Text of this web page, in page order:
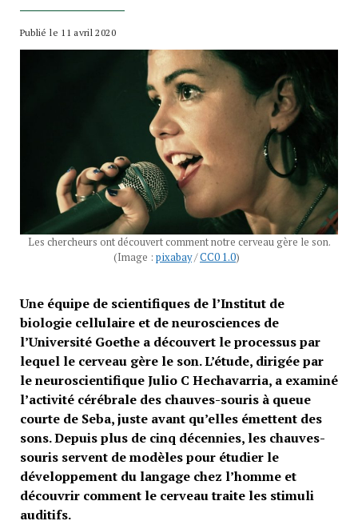
Publié le 11 avril 2020
Les chercheurs ont découvert comment notre cerveau gère le son.
(Image : pixabay/CC0 1.0)
Une équipe de scientifiques de l’Institut de
biologie cellulaire et de neurosciences de
l’Université Goethe a découvert le processus par
lequel le cerveau gère le son. L’étude, dirigée par
le neuroscientifique Julio C Hechavarria, a examiné
l’activité cérébrale des chauves-souris à queue
courte de Seba, juste avant qu’elles émettent des
sons. Depuis plus de cinq décennies, les chauves-
souris servent de modèles pour étudier le
développement du langage chez l’homme et
découvrir comment le cerveau traite les stimuli
auditifs.